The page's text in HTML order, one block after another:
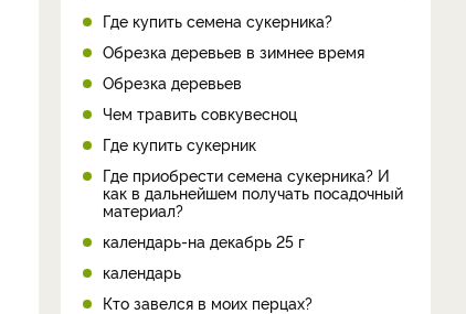
Где купить семена сукерника?
Обрезка деревьев в зимнее время
Обрезка деревьев
Чем травить совкувесноц
Где купить сукерник
Где приобрести семена сукерника? И
как в дальнейшем получать посадочный
материал?
календарь-на декабрь 25 г
календарь
Кто завелся в моих перцах?